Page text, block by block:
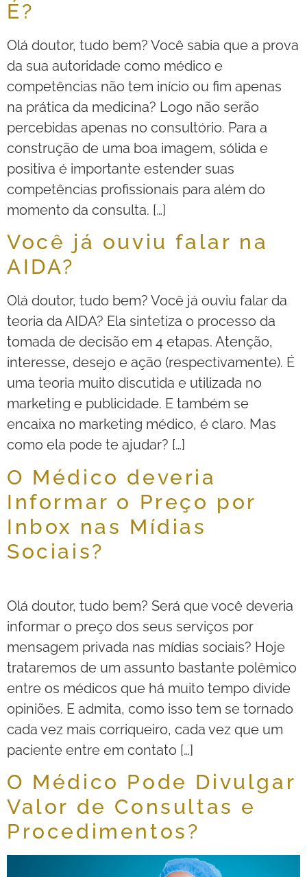
É?
Olá doutor, tudo bem? Você sabia que a prova
da sua autoridade como médico e
competências não tem início ou fim apenas
na prática da medicina? Logo não serão
percebidas apenas no consultório. Para a
construção de uma boa imagem, sólida e
positiva é importante estender suas
competências profissionais para além do
momento da consulta. […]
Você já ouviu falar na
AIDA?
Olá doutor, tudo bem? Você já ouviu falar da
teoria da AIDA? Ela sintetiza o processo da
tomada de decisão em 4 etapas. Atenção,
interesse, desejo e ação (respectivamente). É
uma teoria muito discutida e utilizada no
marketing e publicidade. E também se
encaixa no marketing médico, é claro. Mas
como ela pode te ajudar? […]
O Médico deveria
Informar o Preço por
Inbox nas Mídias
Sociais?
Olá doutor, tudo bem? Será que você deveria
informar o preço dos seus serviços por
mensagem privada nas mídias sociais? Hoje
trataremos de um assunto bastante polêmico
entre os médicos que há muito tempo divide
opiniões. E admita, como isso tem se tornado
cada vez mais corriqueiro, cada vez que um
paciente entre em contato […]
O Médico Pode Divulgar
Valor de Consultas e
Procedimentos?